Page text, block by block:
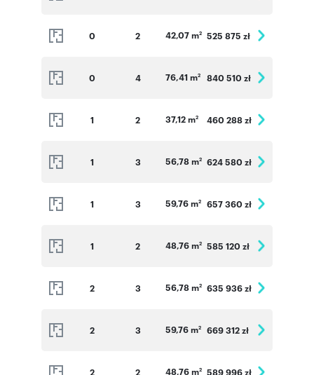
0 2 42,07 m2 525 875 zł
0 4 76,41 m2 840 510 zł
1 2 37,12 m2 460 288 zł
1 3 56,78 m2 624 580 zł
1 3 59,76 m2 657 360 zł
1 2 48,76 m2 585 120 zł
2 3 56,78 m2 635 936 zł
2 3 59,76 m2 669 312 zł
2 2 48,76 m2 589 996 zł